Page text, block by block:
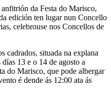
da Festa do Marisco,
edición ten lugar nun Concello
celebrouse nos Concellos de
cadrados, situada na explana
13 e o 14 de agosto a
do Marisco, que pode albergar
é dende ás 12:00 ata ás